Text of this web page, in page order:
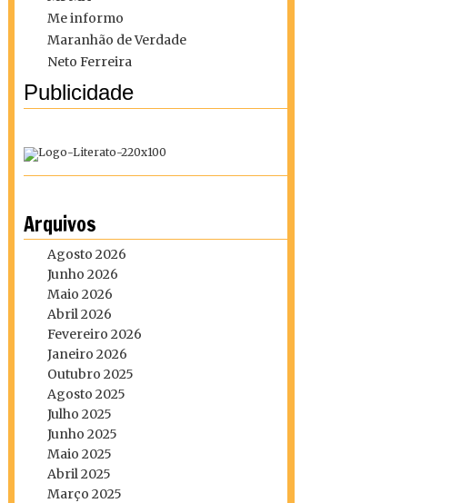
Me informo
Maranhão de Verdade
Neto Ferreira
Publicidade
Arquivos
Agosto 2026
Junho 2026
Maio 2026
Abril 2026
Fevereiro 2026
Janeiro 2026
Outubro 2025
Agosto 2025
Julho 2025
Junho 2025
Maio 2025
Abril 2025
Março 2025